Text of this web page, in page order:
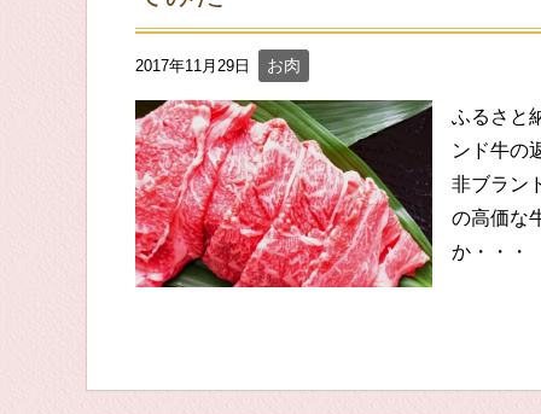
2017年11月29日 お肉
ふるさと
ンド牛の
非ブラン
の高価な
か・・・